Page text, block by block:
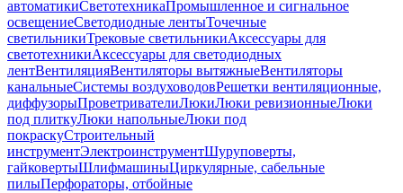
автоматикиСветотехникаПромышленное и сигнальное
освещениеСветодиодные лентыТочечные
светильникиТрековые светильникиАксессуары для
светотехникиАксессуары для светодиодных
лентВентиляцияВентиляторы вытяжныеВентиляторы
канальныеСистемы воздуховодовРешетки вентиляционные,
диффузорыПроветривателиЛюкиЛюки ревизионныеЛюки
под плиткуЛюки напольныеЛюки под
покраскуСтроительный
инструментЭлектроинструментШуруповерты,
гайковертыШлифмашиныЦиркулярные, сабельные
пилыПерфораторы, отбойные